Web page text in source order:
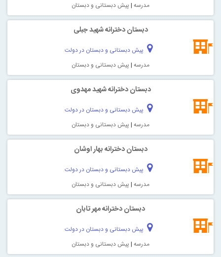
مدرسه | پیش دبستانی و دبستان
دبستان دخترانه شهید جبلی
پیش دبستانی و دبستان در دولت
مدرسه | پیش دبستانی و دبستان
دبستان دخترانه شهید مهدوی
پیش دبستانی و دبستان در دولت
مدرسه | پیش دبستانی و دبستان
دبستان دخترانه بهار اوشان
پیش دبستانی و دبستان در دولت
مدرسه | پیش دبستانی و دبستان
دبستان دخترانه مهر تابان
پیش دبستانی و دبستان در دولت
مدرسه | پیش دبستانی و دبستان